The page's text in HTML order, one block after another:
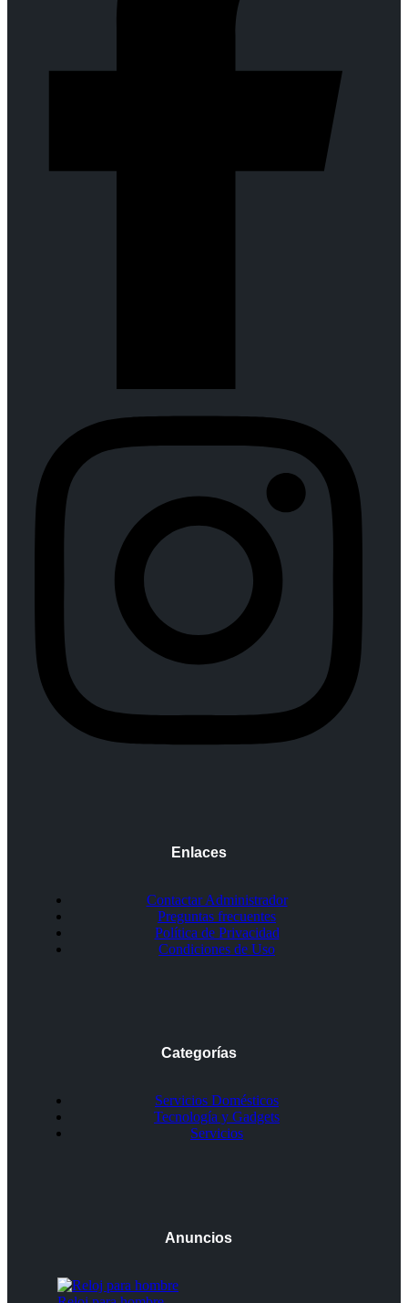
Enlaces
Contactar Administrador
Preguntas frecuentes
Política de Privacidad
Condiciones de Uso
Categorías
Servicios Domésticos
Tecnología y Gadgets
Servicios
Anuncios